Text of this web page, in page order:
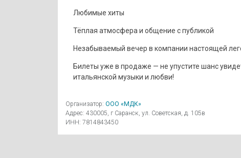
Любимые хиты
Тёплая атмосфера и общение с публикой
Незабываемый вечер в компании настоящей
Билеты уже в продаже — не упустите шанс
итальянской музыки и любви!
Организатор: ООО «МДК»
Адрес: 430005, г Саранск, ул. Советская, д. 105в
ИНН: 7814843450